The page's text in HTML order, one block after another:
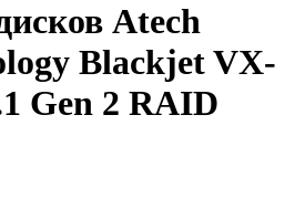
Atech
Blackjet VX-
Gen 2 RAID